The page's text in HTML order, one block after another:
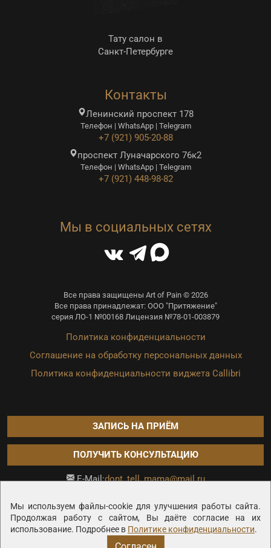
Мы используем файлы-cookie для улучшения работы сайта.
Продолжая работу с сайтом, Вы даёте согласие на их
использование. Подробнее в Политике конфиденциальности.
Тату салон в
Санкт-Петербурге
Контакты
Ленинский проспект 178
Телефон | WhatsApp | Telegram
+7 (921) 905-20-88
проспект Луначарского 76к2
Телефон | WhatsApp | Telegram
+7 (921) 448-98-82
Мы в социальных сетях
Все права защищены Art of Pain © 2026
Все права принадлежат: ООО "Притяжение"
серия ЛО-1 №00168 Лицензия №78-01-003879
Политика конфиденциальности
Соглашение на обработку персональных данных
Политика конфиденциальности виджета Callibri
ЗАПИСЬ НА ПРИЁМ
ПОЛУЧИТЬ КОНСУЛЬТАЦИЮ
E-Mail:dont_tell_mama@mail.ru